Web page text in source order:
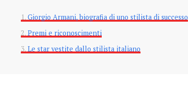
Giorgio Armani, biografia di uno stilista di successo
Premi e riconoscimenti
Le star vestite dallo stilista italiano